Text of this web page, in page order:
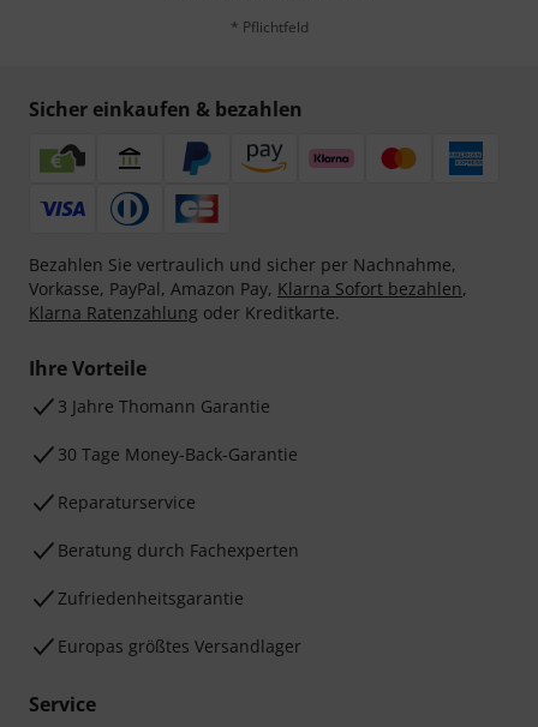
* Pflichtfeld
Sicher einkaufen & bezahlen
Bezahlen Sie vertraulich und sicher per Nachnahme,
Vorkasse, PayPal, Amazon Pay, Klarna Sofort bezahlen,
Klarna Ratenzahlung oder Kreditkarte.
Ihre Vorteile
3 Jahre Thomann Garantie
30 Tage Money-Back-Garantie
Reparaturservice
Beratung durch Fachexperten
Zufriedenheitsgarantie
Europas größtes Versandlager
Service